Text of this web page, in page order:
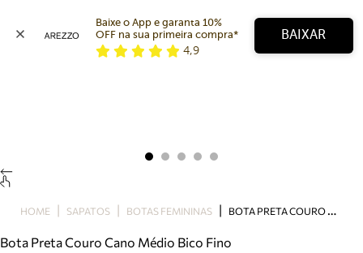
Bolsa
Tamanco
Baixe o App e garanta 10%
OFF na sua primeira compra*
4,9
BAIXAR
HOME SAPATOS BOTAS FEMININAS B
OTA PRETA COURO CANO MÉDIO BICO FINO
Bota Preta Couro Cano Médio Bico Fino